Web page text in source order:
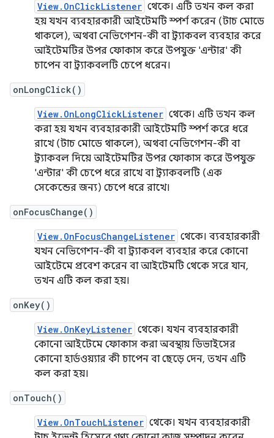
View.OnClickListener থেকে। এটি তখন কল করা
হয় যখন ব্যবহারকারী আইটেমটি স্পর্শ করেন (টাচ মোডে
থাকলে), অথবা নেভিগেশন-কী বা ট্র্যাকবল ব্যবহার করে
আইটেমটির উপর ফোকাস করে উপযুক্ত 'এন্টার' কী
চাপেন বা ট্র্যাকবলটি চেপে ধরেন।
onLongClick()
View.OnLongClickListener থেকে। এটি তখন কল
করা হয় যখন ব্যবহারকারী আইটেমটি স্পর্শ করে ধরে
রাখে (টাচ মোডে থাকলে), অথবা নেভিগেশন-কী বা
ট্র্যাকবল দিয়ে আইটেমটির উপর ফোকাস করে উপযুক্ত
'এন্টার' কী চেপে ধরে রাখে বা ট্র্যাকবলটি (এক
সেকেন্ডের জন্য) চেপে ধরে রাখে।
onFocusChange()
View.OnFocusChangeListener থেকে। ব্যবহারকারী
যখন নেভিগেশন-কী বা ট্র্যাকবল ব্যবহার করে কোনো
আইটেমে প্রবেশ করেন বা আইটেমটি থেকে সরে যান,
তখন এটি কল করা হয়।
onKey()
View.OnKeyListener থেকে। যখন ব্যবহারকারী
কোনো আইটেমে ফোকাস করা অবস্থায় ডিভাইসের
কোনো হার্ডওয়্যার কী চাপেন বা ছেড়ে দেন, তখন এটি
কল করা হয়।
onTouch()
View.OnTouchListener থেকে। যখন ব্যবহারকারী